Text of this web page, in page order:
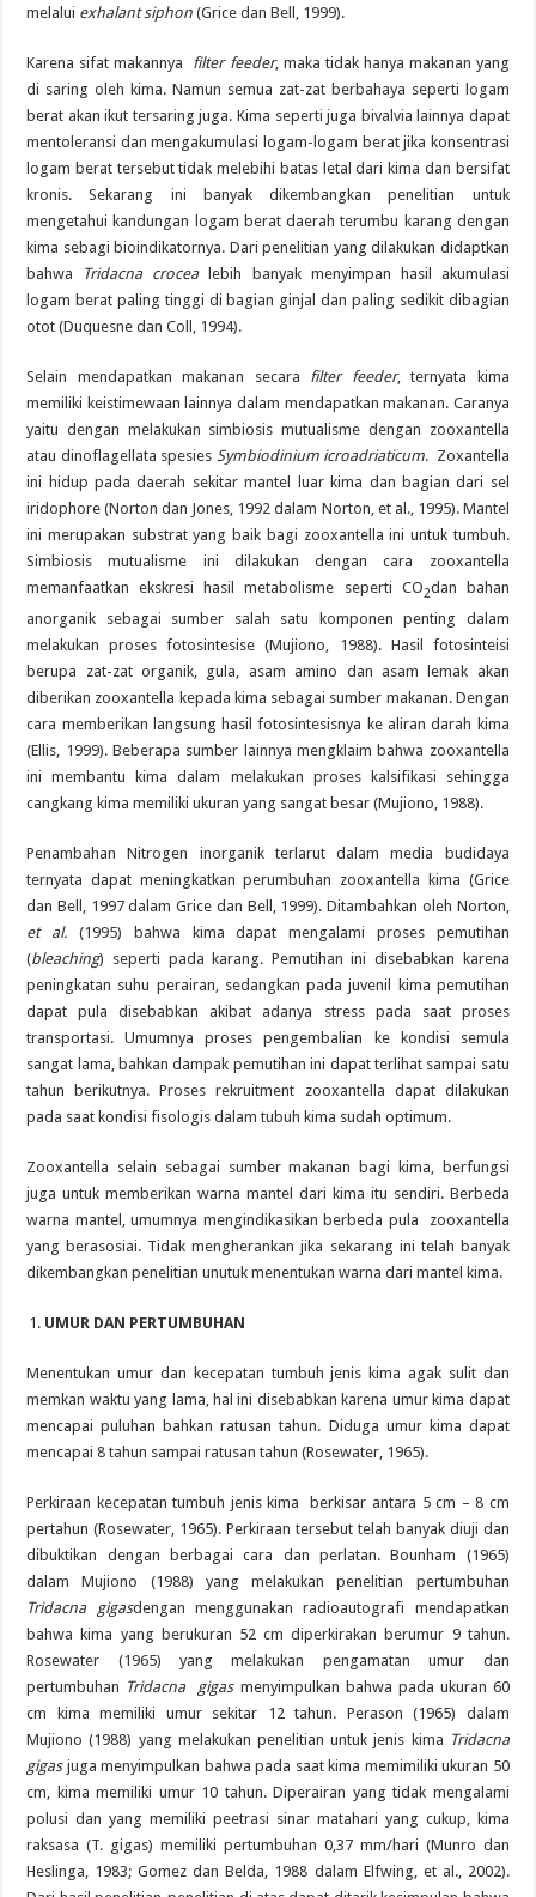
melalui exhalant siphon (Grice dan Bell, 1999).
Karena sifat makannya filter feeder, maka tidak hanya makanan yang
di saring oleh kima. Namun semua zat-zat berbahaya seperti logam
berat akan ikut tersaring juga. Kima seperti juga bivalvia lainnya dapat
mentoleransi dan mengakumulasi logam-logam berat jika konsentrasi
logam berat tersebut tidak melebihi batas letal dari kima dan bersifat
kronis. Sekarang ini banyak dikembangkan penelitian untuk
mengetahui kandungan logam berat daerah terumbu karang dengan
kima sebagi bioindikatornya. Dari penelitian yang dilakukan didaptkan
bahwa
Tridacna crocealebih banyak menyimpan hasil akumulasi
logam berat paling tinggi di bagian ginjal dan paling sedikit dibagian
otot (Duquesne dan Coll, 1994).
Selain mendapatkan makanan secara filter feeder, ternyata kima
memiliki keistimewaan lainnya dalam mendapatkan makanan. Caranya
yaitu dengan melakukan simbiosis mutualisme dengan zooxantella
atau dinoflagellata spesies Symbiodinium icroadriaticum. Zoxantella
ini hidup pada daerah sekitar mantel luar kima dan bagian dari sel
iridophore (Norton dan Jones, 1992 dalam Norton, et al., 1995). Mantel
ini merupakan substrat yang baik bagi zooxantella ini untuk tumbuh.
Simbiosis mutualisme ini dilakukan dengan cara zooxantella
memanfaatkan ekskresi hasil metabolisme seperti CO2dan bahan
anorganik sebagai sumber salah satu komponen penting dalam
melakukan proses fotosintesise (Mujiono, 1988). Hasil fotosinteisi
berupa zat-zat organik, gula, asam amino dan asam lemak akan
diberikan zooxantella kepada kima sebagai sumber makanan. Dengan
cara memberikan langsung hasil fotosintesisnya ke aliran darah kima
(Ellis, 1999). Beberapa sumber lainnya mengklaim bahwa zooxantella
ini membantu kima dalam melakukan proses kalsifikasi sehingga
cangkang kima memiliki ukuran yang sangat besar (Mujiono, 1988).
Penambahan Nitrogen inorganik terlarut dalam media budidaya
ternyata dapat meningkatkan perumbuhan zooxantella kima (Grice
dan Bell, 1997 dalam Grice dan Bell, 1999). Ditambahkan oleh Norton,
et al. (1995) bahwa kima dapat mengalami proses pemutihan
(bleaching) seperti pada karang. Pemutihan ini disebabkan karena
peningkatan suhu perairan, sedangkan pada juvenil kima pemutihan
dapat pula disebabkan akibat adanya stress pada saat proses
transportasi. Umumnya proses pengembalian ke kondisi semula
sangat lama, bahkan dampak pemutihan ini dapat terlihat sampai satu
tahun berikutnya. Proses rekruitment zooxantella dapat dilakukan
pada saat kondisi fisologis dalam tubuh kima sudah optimum.
Zooxantella selain sebagai sumber makanan bagi kima, berfungsi
juga untuk memberikan warna mantel dari kima itu sendiri. Berbeda
warna mantel, umumnya mengindikasikan berbeda pula zooxantella
yang berasosiai. Tidak mengherankan jika sekarang ini telah banyak
dikembangkan penelitian unutuk menentukan warna dari mantel kima.
UMUR DAN PERTUMBUHAN
Menentukan umur dan kecepatan tumbuh jenis kima agak sulit dan
memkan waktu yang lama, hal ini disebabkan karena umur kima dapat
mencapai puluhan bahkan ratusan tahun. Diduga umur kima dapat
mencapai 8 tahun sampai ratusan tahun (Rosewater, 1965).
Perkiraan kecepatan tumbuh jenis kima berkisar antara 5 cm – 8 cm
pertahun (Rosewater, 1965). Perkiraan tersebut telah banyak diuji dan
dibuktikan dengan berbagai cara dan perlatan. Bounham (1965)
dalam Mujiono (1988) yang melakukan penelitian pertumbuhan
Tridacna gigasdengan menggunakan radioautografi mendapatkan
bahwa kima yang berukuran 52 cm diperkirakan berumur 9 tahun.
Rosewater (1965) yang melakukan pengamatan umur dan
pertumbuhan Tridacna gigasmenyimpulkan bahwa pada ukuran 60
cm kima memiliki umur sekitar 12 tahun. Perason (1965) dalam
Mujiono (1988) yang melakukan penelitian untuk jenis kima Tridacna
gigasjuga menyimpulkan bahwa pada saat kima memimiliki ukuran 50
cm, kima memiliki umur 10 tahun. Diperairan yang tidak mengalami
polusi dan yang memiliki peetrasi sinar matahari yang cukup, kima
raksasa (T. gigas) memiliki pertumbuhan 0,37 mm/hari (Munro dan
Heslinga, 1983; Gomez dan Belda, 1988 dalam Elfwing, et al., 2002).